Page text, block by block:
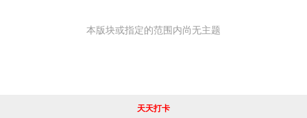
本版块或指定的范围内尚无主题
天天打卡